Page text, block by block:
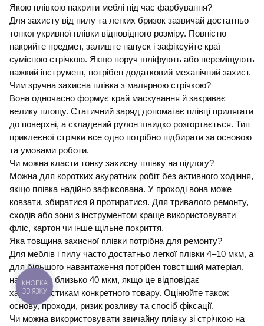
Якою плівкою накрити меблі під час фарбування?
Для захисту від пилу та легких бризок зазвичай достатньо
тонкої укривної плівки відповідного розміру. Повністю
накрийте предмет, залиште напуск і зафіксуйте краї
сумісною стрічкою. Якщо поруч шліфують або переміщують
важкий інструмент, потрібен додатковий механічний захист.
Чим зручна захисна плівка з малярною стрічкою?
Вона одночасно формує край маскування й закриває
велику площу. Статичний заряд допомагає плівці прилягати
до поверхні, а складений рулон швидко розгортається. Тип
приклеєної стрічки все одно потрібно підбирати за основою
та умовами роботи.
Чи можна класти тонку захисну плівку на підлогу?
Можна для коротких акуратних робіт без активного ходіння,
якщо плівка надійно зафіксована. У проході вона може
ковзати, збиратися й протиратися. Для тривалого ремонту,
сходів або зони з інструментом краще використовувати
фліс, картон чи інше щільне покриття.
Яка товщина захисної плівки потрібна для ремонту?
Для меблів і пилу часто достатньо легкої плівки 4–10 мкм, а
для більшого навантаження потрібен товстіший матеріал,
наприклад близько 40 мкм, якщо це відповідає
характеристикам конкретного товару. Оцінюйте також
основу, проходи, ризик розливу та спосіб фіксації.
Чи можна використовувати звичайну плівку зі стрічкою на
КНОПКА
ЗВ'ЯЗКУ